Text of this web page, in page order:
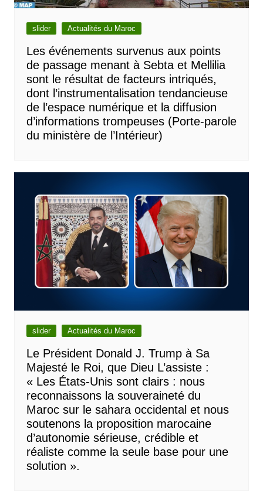
slider Actualités du Maroc
Les événements survenus aux points
de passage menant à Sebta et Mellilia
sont le résultat de facteurs intriqués,
dont l’instrumentalisation tendancieuse
de l’espace numérique et la diffusion
d’informations trompeuses (Porte-parole
du ministère de l’Intérieur)
slider Actualités du Maroc
Le Président Donald J. Trump à Sa
Majesté le Roi, que Dieu L’assiste :
« Les États-Unis sont clairs : nous
reconnaissons la souveraineté du
Maroc sur le sahara occidental et nous
soutenons la proposition marocaine
d’autonomie sérieuse, crédible et
réaliste comme la seule base pour une
solution ».